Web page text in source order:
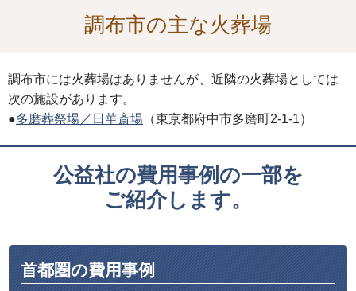
調布市の主な火葬場
調布市には火葬場はありませんが、近隣の火葬場としては
次の施設があります。
●多磨葬祭場／日華斎場 （東京都府中市多磨町2-1-1）
公益社の費用事例の一部を
ご紹介します。
首都圏の費用事例